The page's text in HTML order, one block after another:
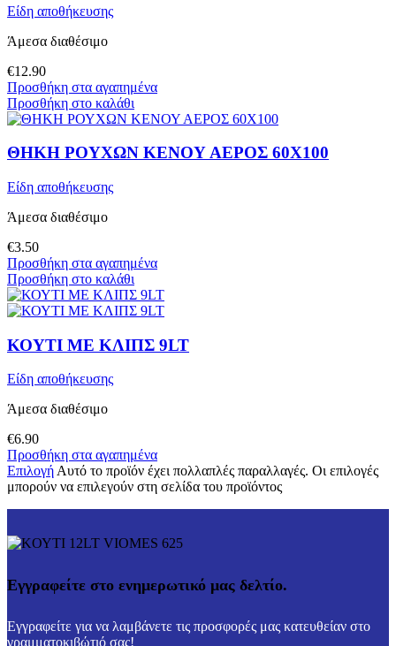
Είδη αποθήκευσης
Άμεσα διαθέσιμο
€12.90
Προσθήκη στα αγαπημένα
Προσθήκη στο καλάθι
ΘΗΚΗ ΡΟΥΧΩΝ ΚΕΝΟΥ ΑΕΡΟΣ 60Χ100
Είδη αποθήκευσης
Άμεσα διαθέσιμο
€3.50
Προσθήκη στα αγαπημένα
Προσθήκη στο καλάθι
ΚΟΥΤΙ ΜΕ ΚΛΙΠΣ 9LT
Είδη αποθήκευσης
Άμεσα διαθέσιμο
€6.90
Προσθήκη στα αγαπημένα
ΕπιλογήΑυτό το προϊόν έχει πολλαπλές παραλλαγές. Οι επιλογές
μπορούν να επιλεγούν στη σελίδα του προϊόντος
Εγγραφείτε στο ενημερωτικό μας δελτίο.
Εγγραφείτε για να λαμβάνετε τις προσφορές μας κατευθείαν στο
γραμματοκιβώτιό σας!